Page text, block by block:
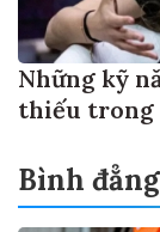
Những kỹ
thiếu trong
Bình